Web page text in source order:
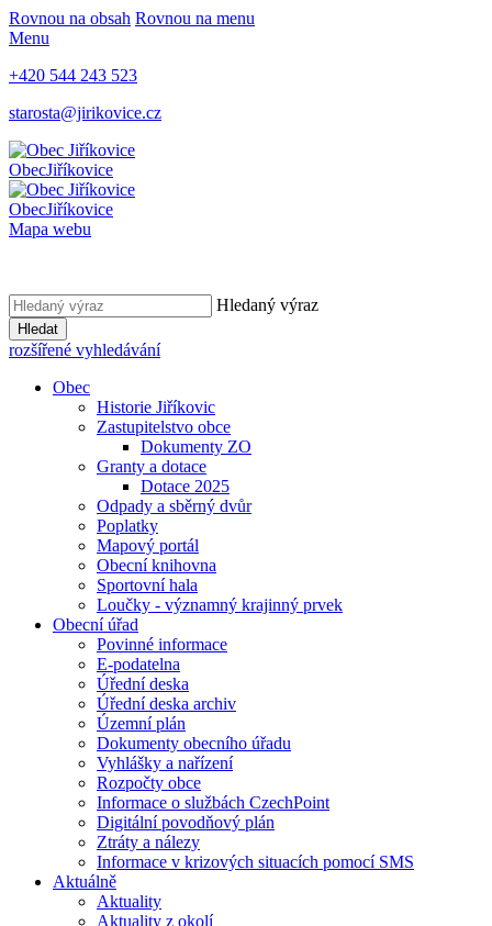
Rovnou na obsah Rovnou na menu
Menu
+420 544 243 523
starosta@jirikovice.cz
ObecJiříkovice
ObecJiříkovice
Mapa webu
Hledaný výraz
Hledat
rozšířené vyhledávání
Obec
Historie Jiříkovic
Zastupitelstvo obce
Dokumenty ZO
Granty a dotace
Dotace 2025
Odpady a sběrný dvůr
Poplatky
Mapový portál
Obecní knihovna
Sportovní hala
Loučky - významný krajinný prvek
Obecní úřad
Povinné informace
E-podatelna
Úřední deska
Úřední deska archiv
Územní plán
Dokumenty obecního úřadu
Vyhlášky a nařízení
Rozpočty obce
Informace o službách CzechPoint
Digitální povodňový plán
Ztráty a nálezy
Informace v krizových situacích pomocí SMS
Aktuálně
Aktuality
Aktuality z okolí